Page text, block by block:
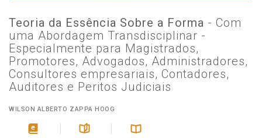
Teoria da Essência Sobre a Forma - Com
uma Abordagem Transdisciplinar -
Especialmente para Magistrados,
Promotores, Advogados, Administradores,
Consultores empresariais, Contadores,
Auditores e Peritos Judiciais
WILSON ALBERTO ZAPPA HOOG